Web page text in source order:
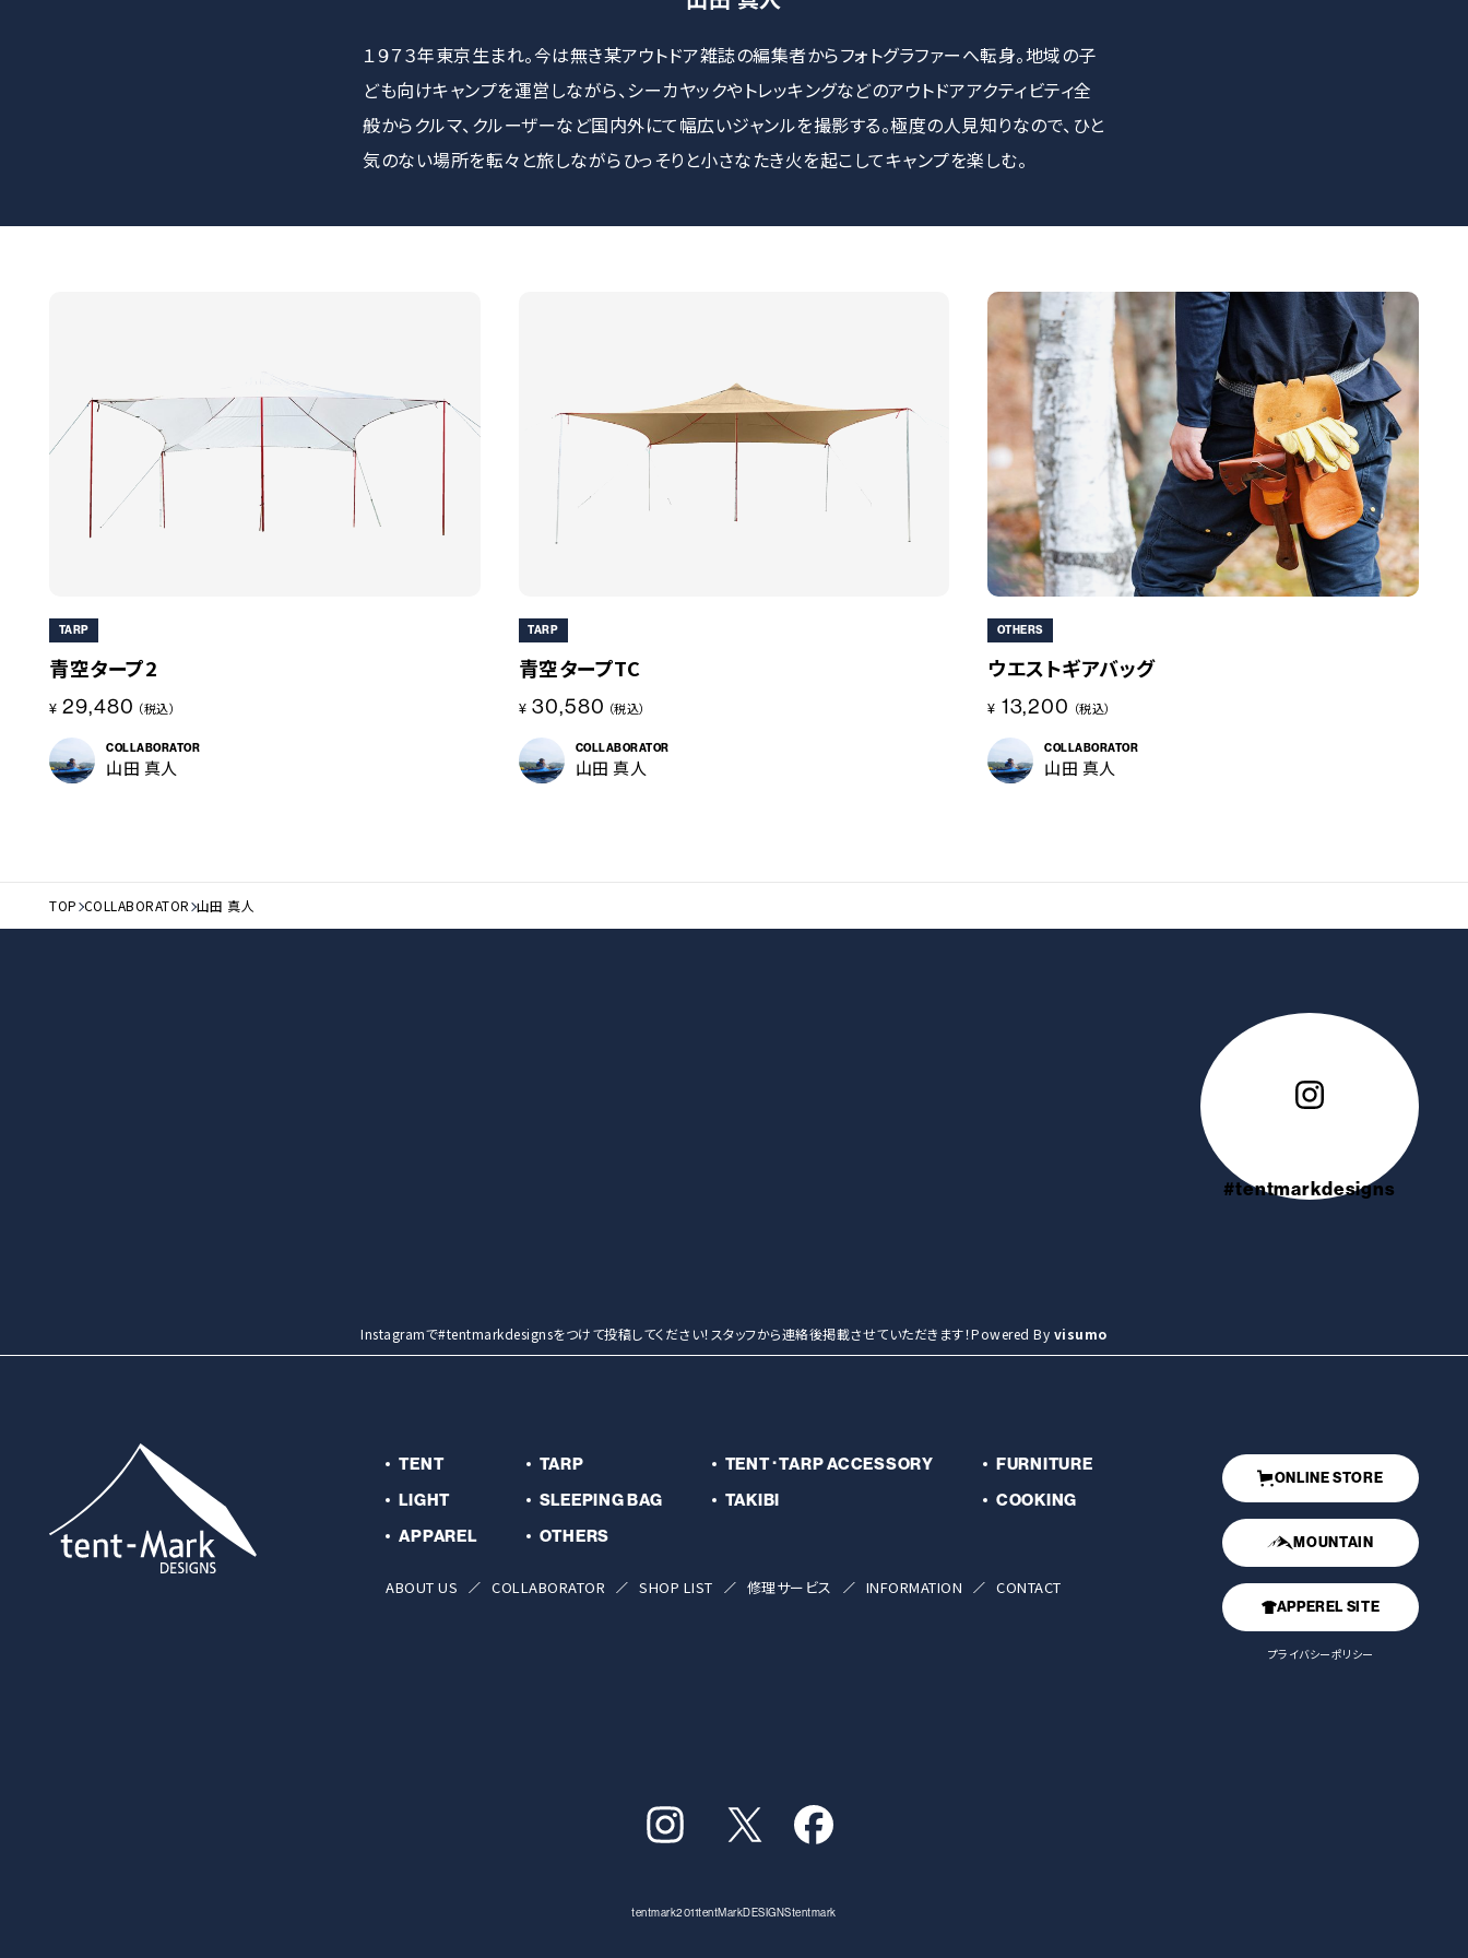
１９７３年東京生まれ。今は無き某アウトドア雑誌の編集者からフォトグラファーへ転身。地域の子
ども向けキャンプを運営しながら、シーカヤックやトレッキングなどのアウトドアアクティビティ全
般からクルマ、クルーザーなど国内外にて幅広いジャンルを撮影する。極度の人見知りなので、ひと
気のない場所を転々と旅しながらひっそりと小さなたき火を起こしてキャンプを楽しむ。
TARP
青空タープ2
¥ 29,480 （税込）
COLLABORATOR
山田 真人
TARP
青空タープTC
¥ 30,580 （税込）
COLLABORATOR
山田 真人
OTHERS
ウエストギアバッグ
¥ 13,200 （税込）
COLLABORATOR
山田 真人
TOP COLLABORATOR 山田 真人
#tentmarkdesigns
Instagramで#tentmarkdesignsをつけて投稿してください！スタッフから連絡後掲載させていただきます！Powered By visumo
TENT TARP TENT･TARP ACCESSORY
FURNITURE
LIGHT
SLEEPING BAG TAKIBI
COOKING
APPAREL
OTHERS
ABOUT US COLLABORATOR SHOP LIST 修理サービス INFORMATION CONTACT
ONLINE STORE
MOUNTAIN
APPEREL SITE
プライバシーポリシー
tentmark2011tentMarkDESIGNStentmark